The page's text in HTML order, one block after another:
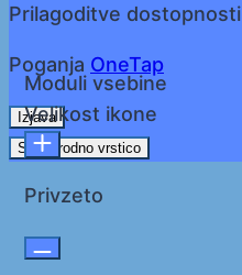
Prilagoditve dostopnosti
Poganja OneTap
Izjava
Skrij orodno vrstico
Moduli vsebine
Velikost ikone
Privzeto